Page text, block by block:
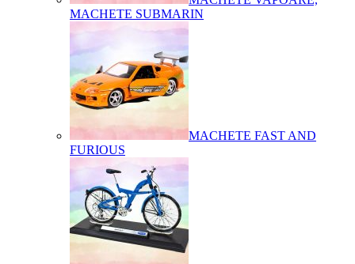
MACHETE SUBMARIN
MACHETE FAST AND
FURIOUS